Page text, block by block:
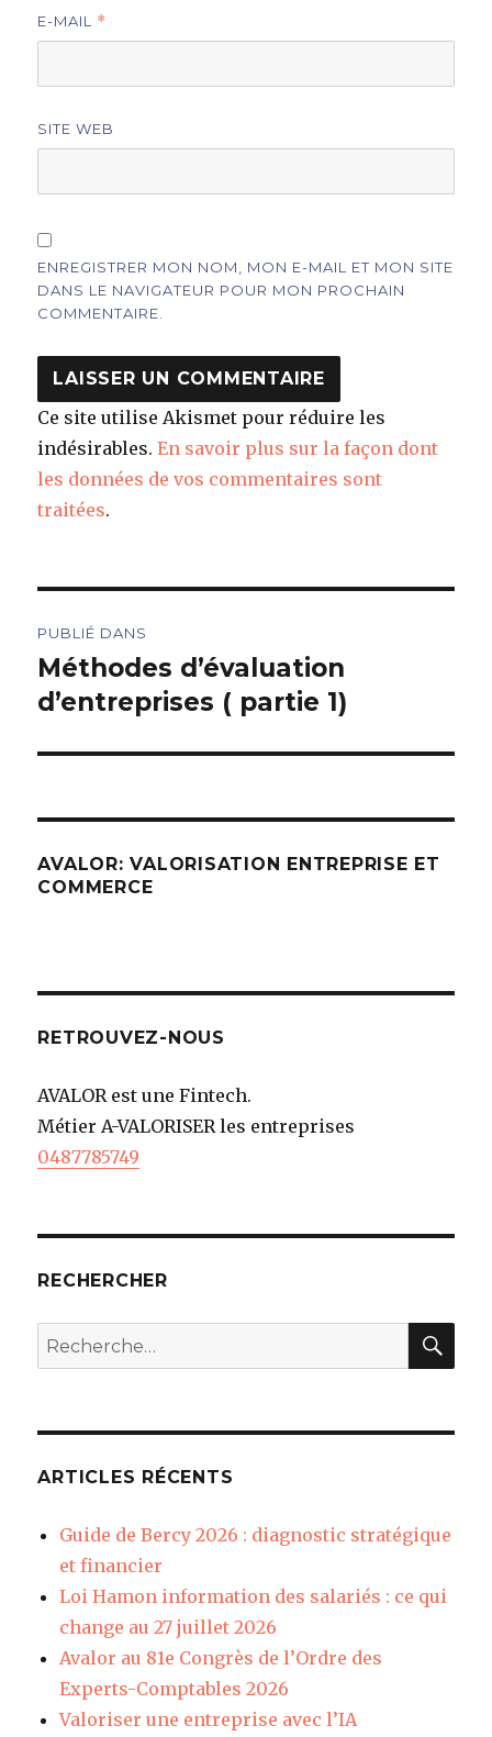
E-MAIL *
SITE WEB
ENREGISTRER MON NOM, MON E-MAIL ET MON SITE
DANS LE NAVIGATEUR POUR MON PROCHAIN
COMMENTAIRE.
Ce site utilise Akismet pour réduire les
indésirables.En savoir plus sur la façon dont
les données de vos commentaires sont
traitées.
de
l’article
PUBLIÉ DANS
Méthodes d’évaluation
d’entreprises ( partie 1)
AVALOR: VALORISATION ENTREPRISE ET
COMMERCE
RETROUVEZ-NOUS
AVALOR est une Fintech.
Métier A-VALORISER les entreprises
0487785749
RECHERCHER
Recherche
pour
ARTICLES RÉCENTS
Guide de Bercy 2026 : diagnostic stratégique
et financier
Loi Hamon information des salariés : ce qui
change au 27 juillet 2026
Avalor au 81e Congrès de l’Ordre des
Experts-Comptables 2026
Valoriser une entreprise avec l’IA